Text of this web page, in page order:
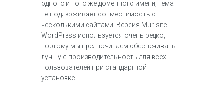
одного и того же доменного имени, тема
не поддерживает совместимость с
несколькими сайтами. Версия Multisite
WordPress используется очень редко,
поэтому мы предпочитаем обеспечивать
лучшую производительность для всех
пользователей при стандартной
установке.